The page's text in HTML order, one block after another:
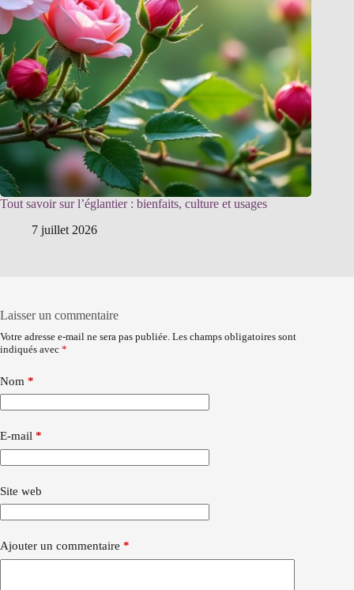
Tout savoir sur l’églantier : bienfaits, culture et usages
7 juillet 2026
Laisser un commentaire
Votre adresse e-mail ne sera pas publiée. Les champs obligatoires sont
indiqués avec *
Nom *
E-mail *
Site web
Ajouter un commentaire *